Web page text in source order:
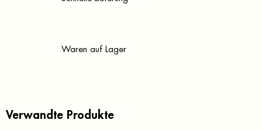
Waren auf Lager
Verwandte Produkte